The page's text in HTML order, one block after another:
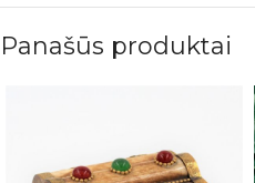
Panašūs produktai